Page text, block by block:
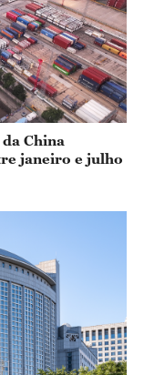
China
janeiro e julho